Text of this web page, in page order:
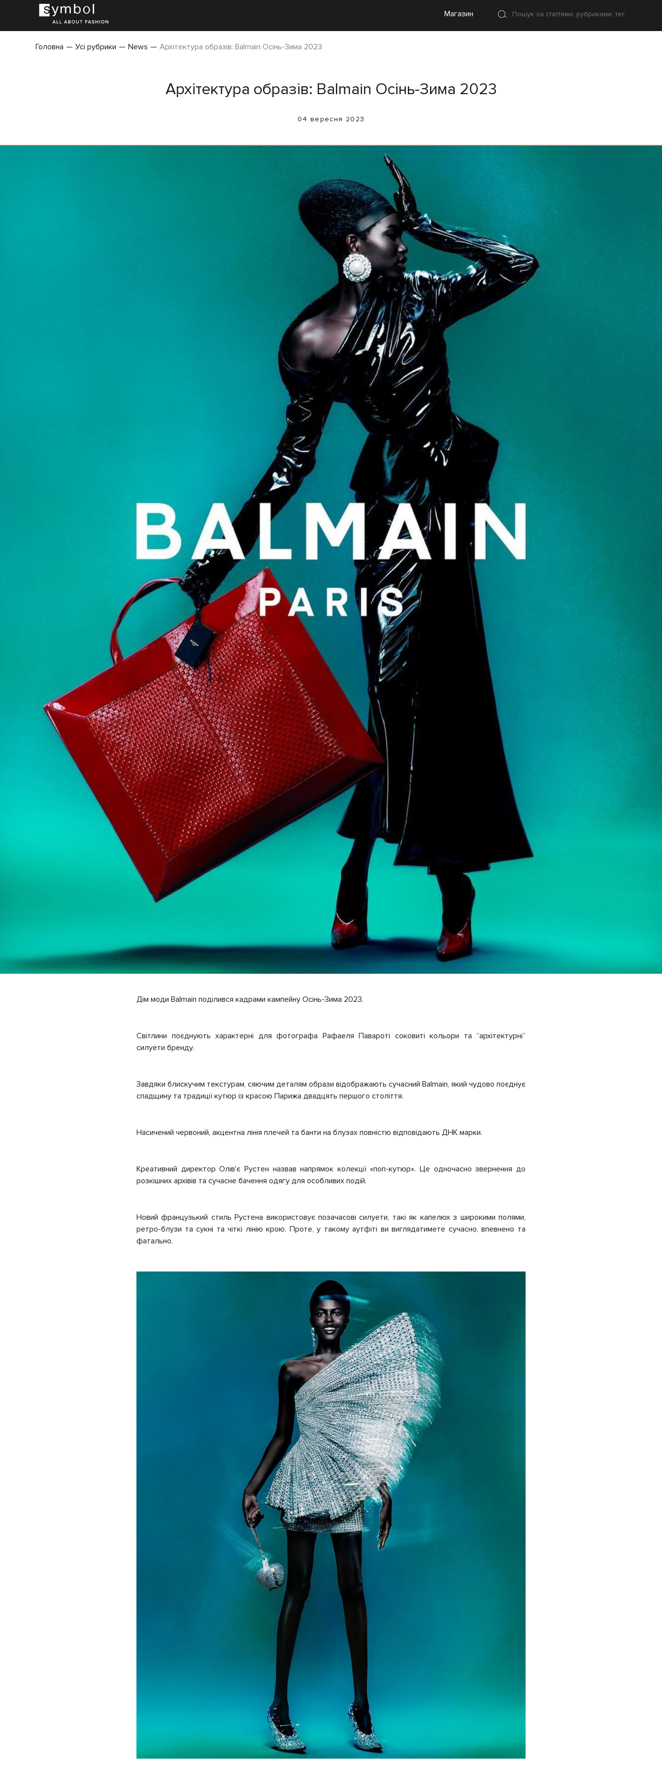
Магазин
Головна Усі рубрики News Архітектура образів: Balmain Осінь-Зима 2023
Архітектура образів: Balmain Осінь-Зима 2023
04 вересня 2023
Дім моди Balmain поділився кадрами кампейну Осінь-Зима 2023.
Світлини поєднують характерні для фотографа Рафаеля Павароті соковиті кольори та “архітектурні”
силуети бренду.
Завдяки блискучим текстурам, сяючим деталям образи відображають сучасний Balmain, який чудово поєднує
спадщину та традиції кутюр із красою Парижа двадцять першого століття.
Насичений червоний, акцентна лінія плечей та банти на блузах повністю відповідають ДНК марки.
Креативний директор Олів'є Рустен назвав напрямок колекції «поп-кутюр». Це одночасно звернення до
розкішних архівів та сучасне бачення одягу для особливих подій.
Новий французький стиль Рустена використовує позачасові силуети, такі як капелюх з широкими полями,
ретро-блузи та сукні та чіткі лінію крою. Проте, у такому аутфіті ви виглядатимете сучасно, впевнено та
фатально.